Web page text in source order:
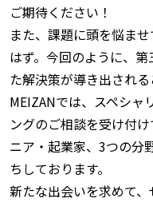
ご期待ください！
また、課題に頭を悩ま
はず。今回のように、
た解決策が導き出され
MEIZANでは、スペシャ
ングのご相談を受け付
ニア・起業家、3つの分
ちしております。
新たな出会いを求めて